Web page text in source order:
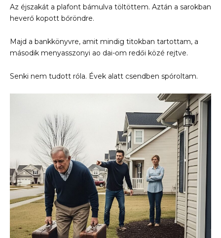
Az éjszakát a plafont bámulva töltöttem. Aztán a sarokban
heverő kopott bőröndre.
Majd a bankkönyvre, amit mindig titokban tartottam, a
második menyasszonyi ao dai-om redői közé rejtve.
Senki nem tudott róla. Évek alatt csendben spóroltam.